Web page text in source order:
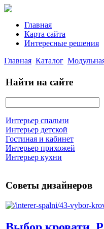
Главная
Карта сайта
Интересные решения
Главная Каталог
Найти на сайте
Интерьер спальни
Интерьер детской
Гостиная и кабинет
Интерьер прихожей
Интерьер кухни
Советы дизайнеров